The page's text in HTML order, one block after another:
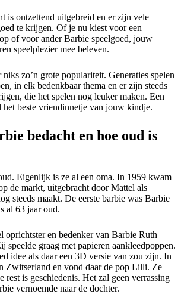
is ontzettend uitgebreid en er zijn vele
te krijgen. Of je nu kiest voor een
of voor ander Barbie speelgoed, jouw
speelplezier mee beleven.
zo’n grote populariteit. Generaties spelen
in elk bedenkbaar thema en er zijn steeds
die het spelen nog leuker maken. Een
het beste vriendinnetje van jouw kindje.
bedacht en hoe oud is
Eigenlijk is ze al een oma. In 1959 kwam
de markt, uitgebracht door Mattel als
steeds maakt. De eerste barbie was Barbie
al 63 jaar oud.
oprichtster en bedenker van Barbie Ruth
speelde graag met papieren aankleedpoppen.
idee als daar een 3D versie van zou zijn. In
Zwitserland en vond daar de pop Lilli. Ze
rest is geschiedenis. Het zal geen verrassing
vernoemde naar de dochter.